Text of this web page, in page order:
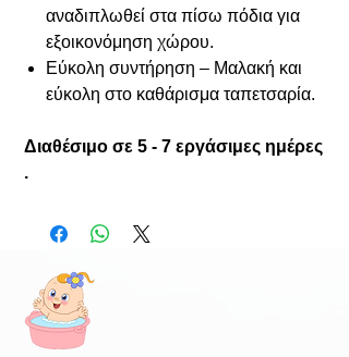
αναδιπλωθεί στα πίσω πόδια για
εξοικονόμηση χώρου.
Εύκολη συντήρηση – Μαλακή και
εύκολη στο καθάρισμα ταπετσαρία.
Διαθέσιμο σε 5 - 7 εργάσιμες ημέρες
.